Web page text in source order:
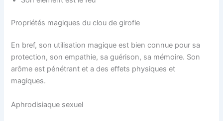
Propriétés magiques du clou de girofle
En bref, son utilisation magique est bien connue pour sa
protection, son empathie, sa guérison, sa mémoire. Son
arôme est pénétrant et a des effets physiques et
magiques.
Aphrodisiaque sexuel